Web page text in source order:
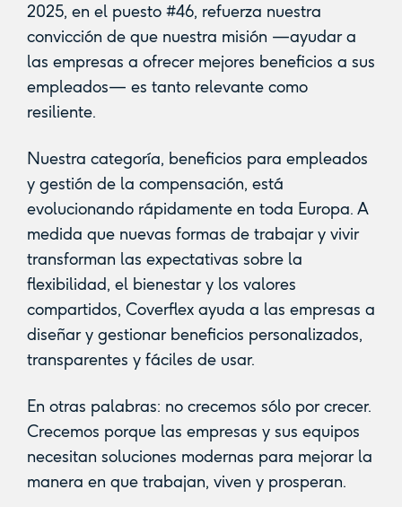
2025, en el puesto #46, refuerza nuestra
convicción de que nuestra misión —ayudar a
las empresas a ofrecer mejores beneficios a sus
empleados— es tanto relevante como
resiliente.
Nuestra categoría, beneficios para empleados
y gestión de la compensación, está
evolucionando rápidamente en toda Europa. A
medida que nuevas formas de trabajar y vivir
transforman las expectativas sobre la
flexibilidad, el bienestar y los valores
compartidos, Coverflex ayuda a las empresas a
diseñar y gestionar beneficios personalizados,
transparentes y fáciles de usar.
En otras palabras: no crecemos sólo por crecer.
Crecemos porque las empresas y sus equipos
necesitan soluciones modernas para mejorar la
manera en que trabajan, viven y prosperan.